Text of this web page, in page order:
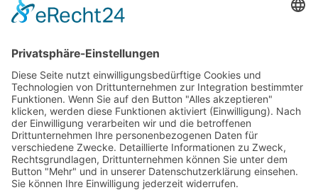
info@kanzlei-smannheim.de
Uhlandstraße 16, 70182 Stuttgart